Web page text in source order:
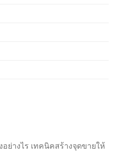
ย่างไร เทคนิคสร้างจุดขายให้